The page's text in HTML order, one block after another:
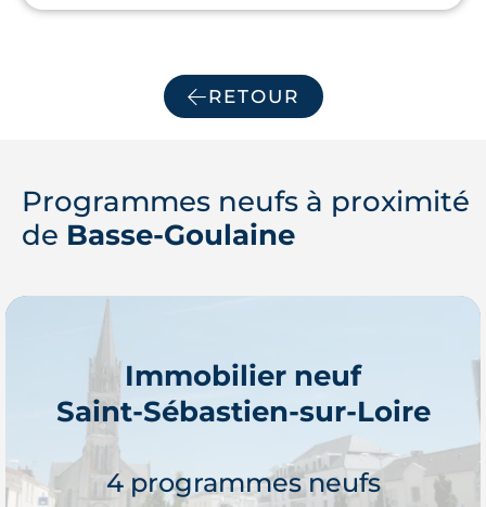
RETOUR
Programmes neufs à proximité
de Basse-Goulaine
Immobilier neuf
Saint-Sébastien-sur-Loire
4 programmes neufs